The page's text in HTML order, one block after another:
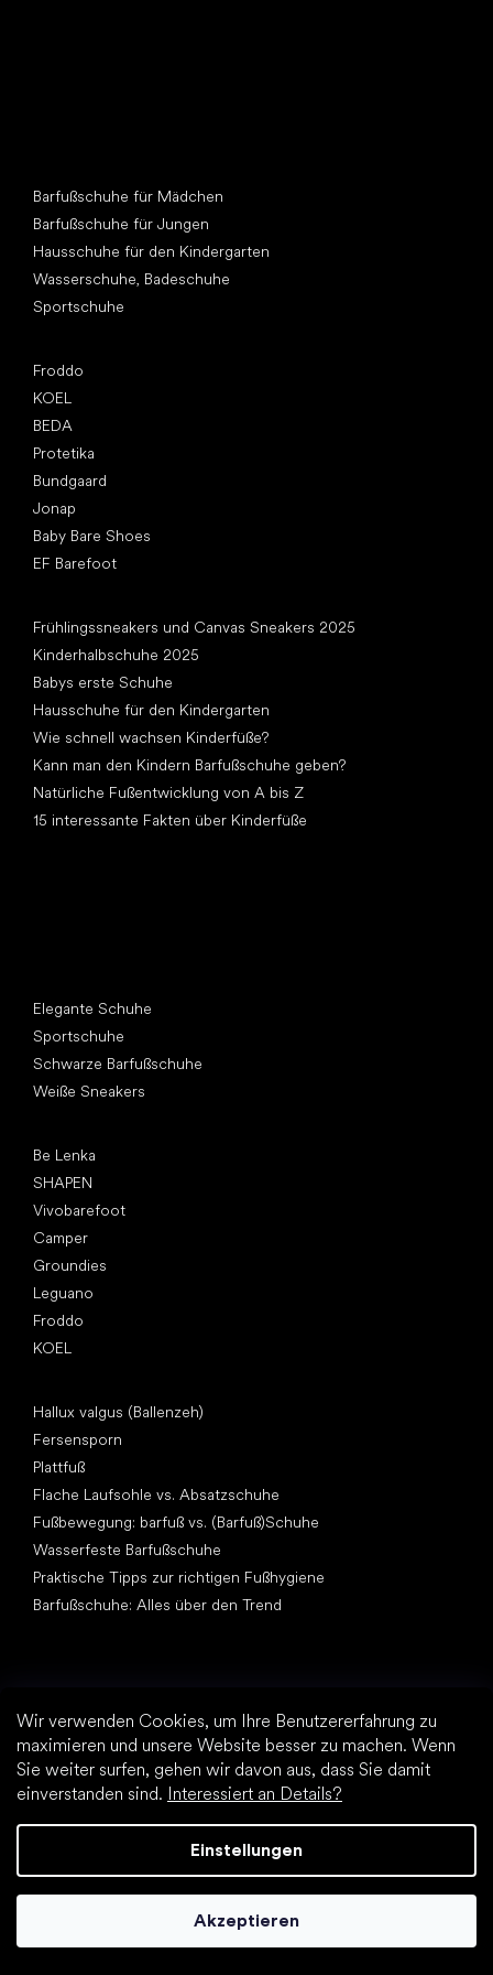
Wir verwenden Cookies, um Ihre Benutzererfahrung zu
maximieren und unsere Website besser zu machen. Wenn
Sie weiter surfen, gehen wir davon aus, dass Sie damit
einverstanden sind. Interessiert an Details?
Einstellungen
Akzeptieren
Barfußschuhe für Mädchen
Barfußschuhe für Jungen
Hausschuhe für den Kindergarten
Wasserschuhe, Badeschuhe
Sportschuhe
Froddo
KOEL
BEDA
Protetika
Bundgaard
Jonap
Baby Bare Shoes
EF Barefoot
Frühlingssneakers und Canvas Sneakers 2025
Kinderhalbschuhe 2025
Babys erste Schuhe
Hausschuhe für den Kindergarten
Wie schnell wachsen Kinderfüße?
Kann man den Kindern Barfußschuhe geben?
Natürliche Fußentwicklung von A bis Z
15 interessante Fakten über Kinderfüße
Elegante Schuhe
Sportschuhe
Schwarze Barfußschuhe
Weiße Sneakers
Be Lenka
SHAPEN
Vivobarefoot
Camper
Groundies
Leguano
Froddo
KOEL
Hallux valgus (Ballenzeh)
Fersensporn
Plattfuß
Flache Laufsohle vs. Absatzschuhe
Fußbewegung: barfuß vs. (Barfuß)Schuhe
Wasserfeste Barfußschuhe
Praktische Tipps zur richtigen Fußhygiene
Barfußschuhe: Alles über den Trend
Andere Kategorien
Wanderschuhe, Trekkingschuhe
Sportschuhe
Sockenschuhe